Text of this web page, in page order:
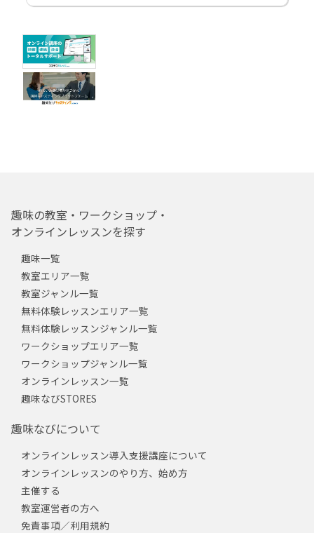
趣味の教室・ワークショップ・
オンラインレッスンを探す
趣味一覧
教室エリア一覧
教室ジャンル一覧
無料体験レッスンエリア一覧
無料体験レッスンジャンル一覧
ワークショップエリア一覧
ワークショップジャンル一覧
オンラインレッスン一覧
趣味なびSTORES
趣味なびについて
オンラインレッスン導入支援講座について
オンラインレッスンのやり方、始め方
主催する
教室運営者の方へ
免責事項／利用規約